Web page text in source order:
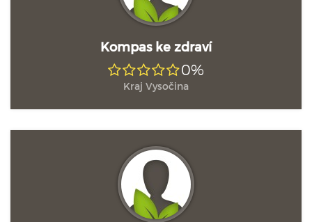
Kompas ke zdraví
0%
Kraj Vysočina